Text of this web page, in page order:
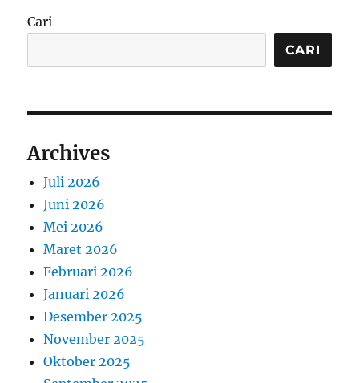
Cari
CARI
Archives
Juli 2026
Juni 2026
Mei 2026
Maret 2026
Februari 2026
Januari 2026
Desember 2025
November 2025
Oktober 2025